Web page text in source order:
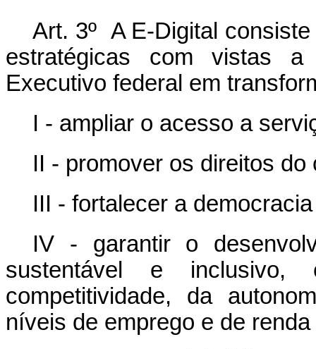
Art. 3º A E-Digital
estratégicas com vistas
Executivo federal em
I - ampliar o acesso a
II - promover os direitos do
III - fortalecer a
IV - garantir o
sustentável e
competitividade, da
níveis de emprego e de